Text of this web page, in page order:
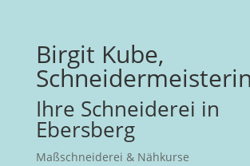
Birgit Kube,
Schneidermeisterin
Ihre Schneiderei in
Ebersberg
Maßschneiderei & Nähkurse